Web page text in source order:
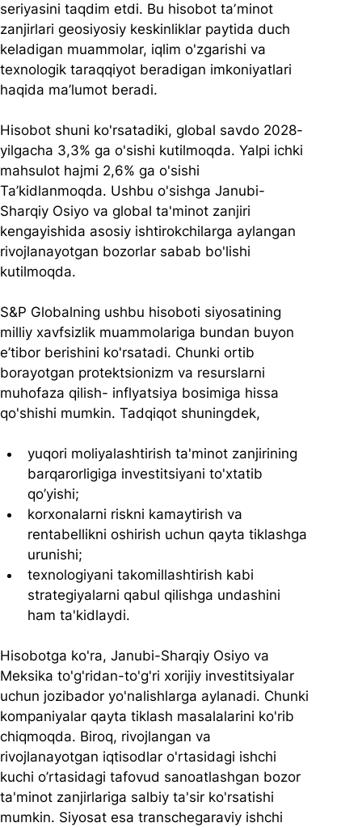
seriyasini taqdim etdi. Bu hisobot taʼminot
zanjirlari geosiyosiy keskinliklar paytida duch
keladigan muammolar, iqlim o'zgarishi va
texnologik taraqqiyot beradigan imkoniyatlari
haqida ma’lumot beradi.
Hisobot shuni ko'rsatadiki, global savdo 2028-
yilgacha 3,3% ga o'sishi kutilmoqda. Yalpi ichki
mahsulot hajmi 2,6% ga o'sishi
Ta’kidlanmoqda. Ushbu o'sishga Janubi-
Sharqiy Osiyo va global ta'minot zanjiri
kengayishida asosiy ishtirokchilarga aylangan
rivojlanayotgan bozorlar sabab bo'lishi
kutilmoqda.
S&P Globalning ushbu hisoboti siyosatining
milliy xavfsizlik muammolariga bundan buyon
e’tibor berishini ko'rsatadi. Chunki ortib
borayotgan protektsionizm va resurslarni
muhofaza qilish- inflyatsiya bosimiga hissa
qo'shishi mumkin. Tadqiqot shuningdek,
yuqori moliyalashtirish ta'minot zanjirining
barqarorligiga investitsiyani to'xtatib
qo’yishi;
korxonalarni riskni kamaytirish va
rentabellikni oshirish uchun qayta tiklashga
urunishi;
texnologiyani takomillashtirish kabi
strategiyalarni qabul qilishga undashini
ham ta'kidlaydi.
Hisobotga ko'ra, Janubi-Sharqiy Osiyo va
Meksika to'g'ridan-to'g'ri xorijiy investitsiyalar
uchun jozibador yo'nalishlarga aylanadi. Chunki
kompaniyalar qayta tiklash masalalarini ko'rib
chiqmoqda. Biroq, rivojlangan va
rivojlanayotgan iqtisodlar o'rtasidagi ishchi
kuchi o’rtasidagi tafovud sanoatlashgan bozor
ta'minot zanjirlariga salbiy ta'sir ko'rsatishi
mumkin. Siyosat esa transchegaraviy ishchi